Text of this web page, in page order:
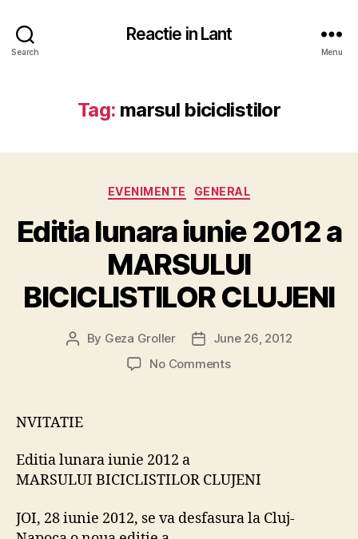
Search
Reactie in Lant
Menu
Tag: marsul biciclistilor
Categories
EVENIMENTE GENERAL
Editia lunara iunie 2012 a
MARSULUI
BICICLISTILOR CLUJENI
Post
By Geza Groller
PostJune 26, 2012
No Commentson
BICICLISTILOR
NVITATIE
Editia lunara iunie 2012 a
MARSULUI BICICLISTILOR CLUJENI
JOI, 28 iunie 2012, se va desfasura la Cluj-